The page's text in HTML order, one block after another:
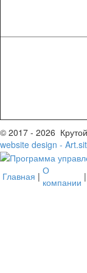
© 2017 - 2026
website design -
Главная | О
компании |